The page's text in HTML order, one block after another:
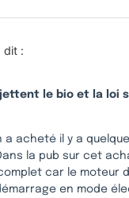
dit :
le bio et la loi
a acheté il y a
la pub sur cet
car le moteur
en mode